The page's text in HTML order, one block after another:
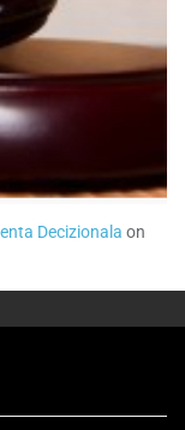
Decizionala on